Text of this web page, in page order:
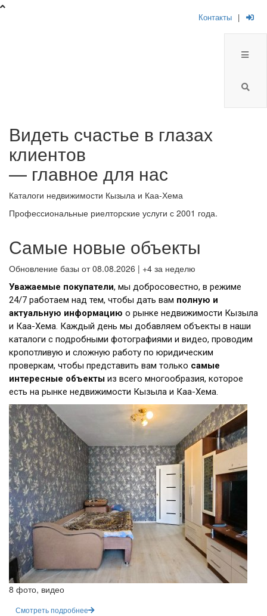
Контакты |
Брокер
Плюс
риелторская
компания
Видеть счастье в глазах
клиентов
— главное для нас
Каталоги недвижимости Кызыла и Каа-Хема
Профессиональные риелторские услуги с 2001 года.
Самые новые объекты
Обновление базы от 08.08.2026 | +4 за неделю
Уважаемые покупатели, мы добросовестно, в режиме
24/7 работаем над тем, чтобы дать вам полную и
актуальную информацию о рынке недвижимости Кызыла
и Каа-Хема. Каждый день мы добавляем объекты в наши
каталоги с подробными фотографиями и видео, проводим
кропотливую и сложную работу по юридическим
проверкам, чтобы представить вам только самые
интересные объекты из всего многообразия, которое
есть на рынке недвижимости Кызыла и Каа-Хема.
8 фото, видео
Смотреть подробнее